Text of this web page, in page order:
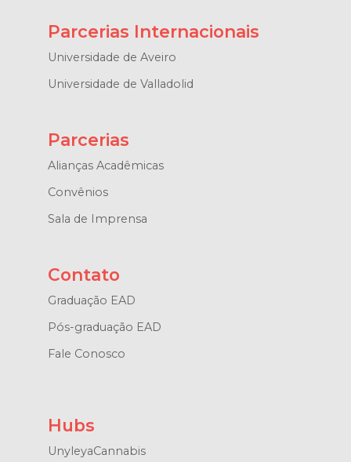
Parcerias Internacionais
Universidade de Aveiro
Universidade de Valladolid
Parcerias
Alianças Acadêmicas
Convênios
Sala de Imprensa
Contato
Graduação EAD
Pós-graduação EAD
Fale Conosco
Hubs
UnyleyaCannabis